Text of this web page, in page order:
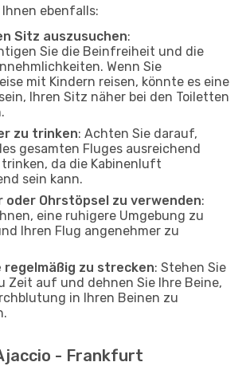
ebenfalls:
Sitz auszusuchen:
Sie die Beinfreiheit und die
Wenn Sie
mit Kindern reisen, könnte es eine
Ihren Sitz näher bei den Toiletten
zu trinken: Achten Sie darauf,
gesamten Fluges ausreichend
trinken, da die Kabinenluft
sein kann.
oder Ohrstöpsel zu verwenden:
eine ruhigere Umgebung zu
Ihren Flug angenehmer zu
regelmäßig zu strecken: Stehen Sie
Zeit auf und dehnen Sie Ihre Beine,
in Ihren Beinen zu
- Frankfurt